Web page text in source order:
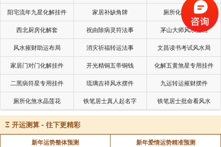
阳宅流年九星化解挂件 家居补缺角牌 厕所化秽气煞套
西北厨房化解套 祝由除病灵符法事 茅山大师风水挂画
风水摧财助运布局 消灾祈福转运法事 文昌读书考试风水局
家居门对门化解挂件 开光精铜五帝铜钱 化解五黄煞星专用挂件
二黑病符星专用挂件 琉璃吉祥风水摆件 九运转运摧财摆件
厕所化煞水晶莲花 铁笔居士真人起名字 铁笔居士批命看风水
Ξ 开运测算 - 往下更精彩
新年运势整体预测
新年爱情运势精准预测